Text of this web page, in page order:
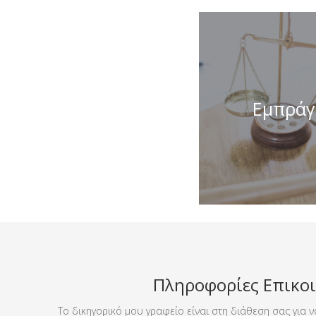
Αναλαμβάνω
αφορούν στην
όλες τις
στην
Πληροφορίες
Το δικηγορικό μου γραφείο είναι στη διάθεση σας